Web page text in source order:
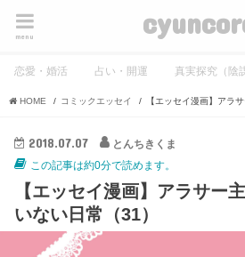
menu
恋愛・婚活 占い・開運 真実探究（陰
HOME コミックエッセイ
2018.07.07
とんちきくま
この記事は約0分で読めます。
【エッセイ漫画】アラサー
いない日常（31）